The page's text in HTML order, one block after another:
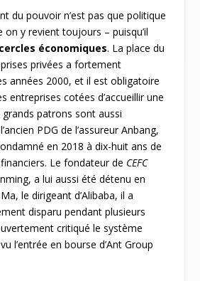
du pouvoir n’est pas que politique
on y revient toujours – puisqu’il
économiques. La place du
privées a fortement
années 2000, et il est obligatoire
entreprises cotées d’accueillir une
grands patrons sont aussi
PDG de l’assureur Anbang,
en 2018 à dix-huit ans de
Le fondateur de CEFC
a lui aussi été détenu en
le dirigeant d’Alibaba, il a
disparu pendant plusieurs
critiqué le système
l’entrée en bourse d’Ant Group